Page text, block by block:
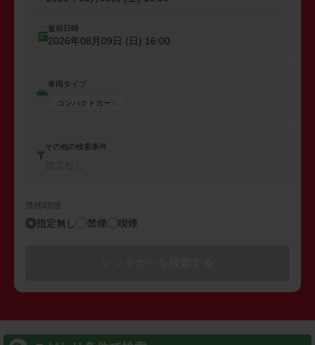
返却日時
2026年08月09日 (日) 16:00
車両タイプ
コンパクトカー
その他の検索条件
禁煙/喫煙
指定無し 禁煙 喫煙